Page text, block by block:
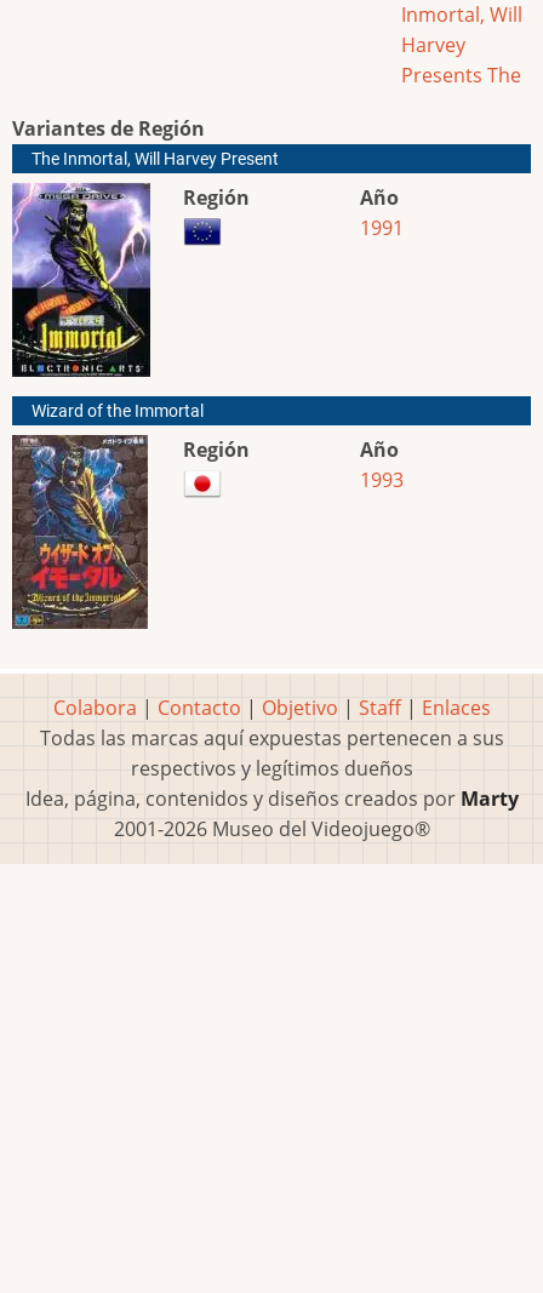
Inmortal, Will
Harvey
Presents The
Variantes de Región
The Inmortal, Will Harvey Present
Región
Año
1991
Wizard of the Immortal
Región
Año
1993
Colabora | Contacto | Objetivo | Staff| Enlaces
Todas las marcas aquí expuestas pertenecen a sus
respectivos y legítimos dueños
Idea, página, contenidos y diseños creados por Marty
2001-2026 Museo del Videojuego®